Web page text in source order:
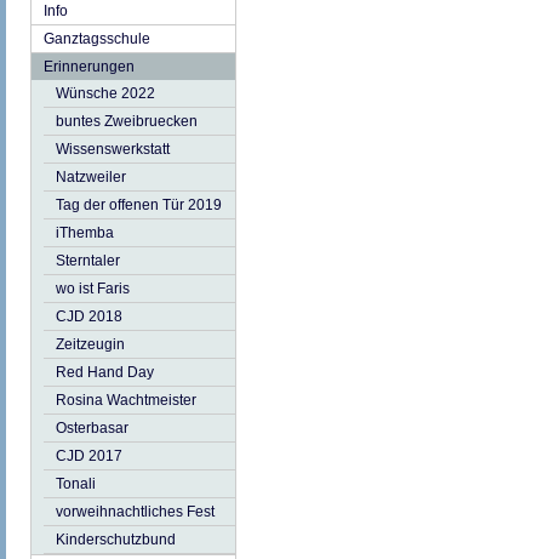
Info
Ganztagsschule
Erinnerungen
Wünsche 2022
buntes Zweibruecken
Wissenswerkstatt
Natzweiler
Tag der offenen Tür 2019
iThemba
Sterntaler
wo ist Faris
CJD 2018
Zeitzeugin
Red Hand Day
Rosina Wachtmeister
Osterbasar
CJD 2017
Tonali
vorweihnachtliches Fest
Kinderschutzbund